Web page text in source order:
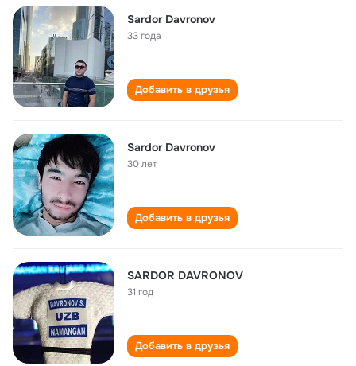
Sardor Davronov
33 года
Добавить в друзья
Sardor Davronov
30 лет
Добавить в друзья
SARDOR DAVRONOV
31 год
Добавить в друзья